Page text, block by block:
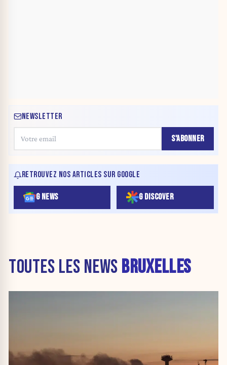
NEWSLETTER
S'ABONNER
RETROUVEZ NOS ARTICLES SUR GOOGLE
G NEWS G DISCOVER
TOUTES LES NEWS BRUXELLES